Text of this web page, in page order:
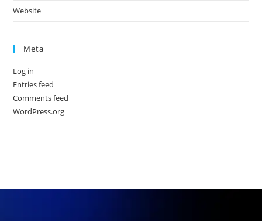
Website
Meta
Log in
Entries feed
Comments feed
WordPress.org